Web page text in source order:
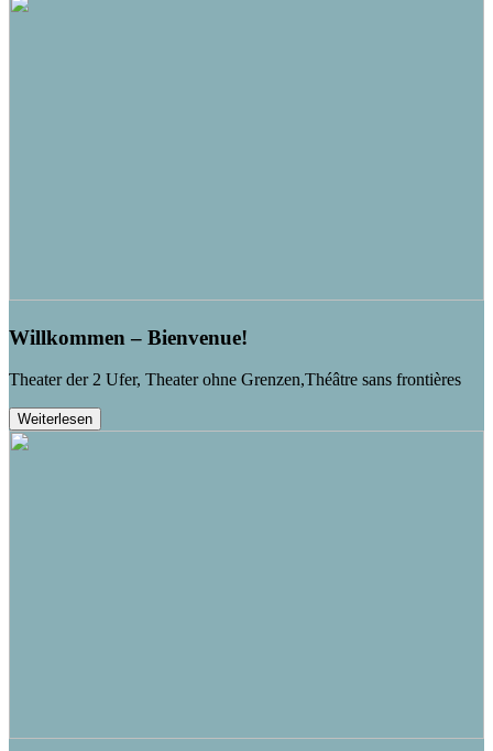
Willkommen – Bienvenue!
Theater der 2 Ufer, Theater ohne Grenzen,Théâtre sans frontières
Weiterlesen